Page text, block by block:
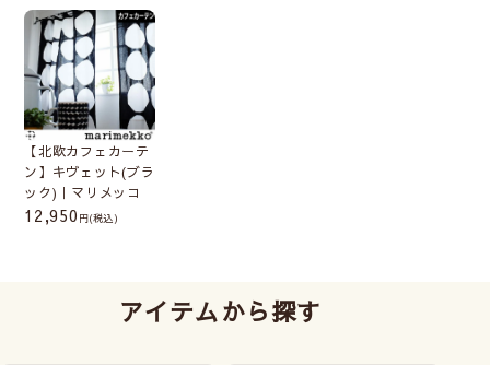
【北欧カフェカーテ
ン】キヴェット(ブラ
ック)｜マリメッコ
12,950 (税込)
アイテムから探す